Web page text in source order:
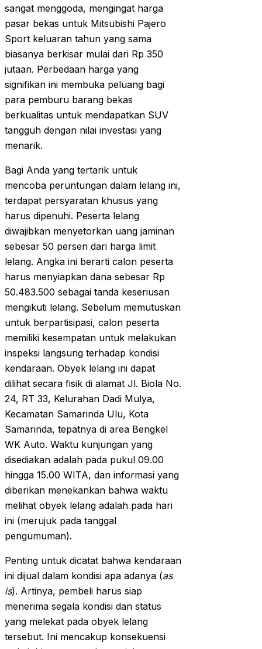
sangat menggoda, mengingat harga
pasar bekas untuk Mitsubishi Pajero
Sport keluaran tahun yang sama
biasanya berkisar mulai dari Rp 350
jutaan. Perbedaan harga yang
signifikan ini membuka peluang bagi
para pemburu barang bekas
berkualitas untuk mendapatkan SUV
tangguh dengan nilai investasi yang
menarik.
Bagi Anda yang tertarik untuk
mencoba peruntungan dalam lelang ini,
terdapat persyaratan khusus yang
harus dipenuhi. Peserta lelang
diwajibkan menyetorkan uang jaminan
sebesar 50 persen dari harga limit
lelang. Angka ini berarti calon peserta
harus menyiapkan dana sebesar Rp
50.483.500 sebagai tanda keseriusan
mengikuti lelang. Sebelum memutuskan
untuk berpartisipasi, calon peserta
memiliki kesempatan untuk melakukan
inspeksi langsung terhadap kondisi
kendaraan. Obyek lelang ini dapat
dilihat secara fisik di alamat Jl. Biola No.
24, RT 33, Kelurahan Dadi Mulya,
Kecamatan Samarinda Ulu, Kota
Samarinda, tepatnya di area Bengkel
WK Auto. Waktu kunjungan yang
disediakan adalah pada pukul 09.00
hingga 15.00 WITA, dan informasi yang
diberikan menekankan bahwa waktu
melihat obyek lelang adalah pada hari
ini (merujuk pada tanggal
pengumuman).
Penting untuk dicatat bahwa kendaraan
ini dijual dalam kondisi apa adanya (as
is). Artinya, pembeli harus siap
menerima segala kondisi dan status
yang melekat pada obyek lelang
tersebut. Ini mencakup konsekuensi